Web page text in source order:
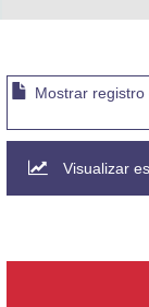
Mostrar
Visualizar